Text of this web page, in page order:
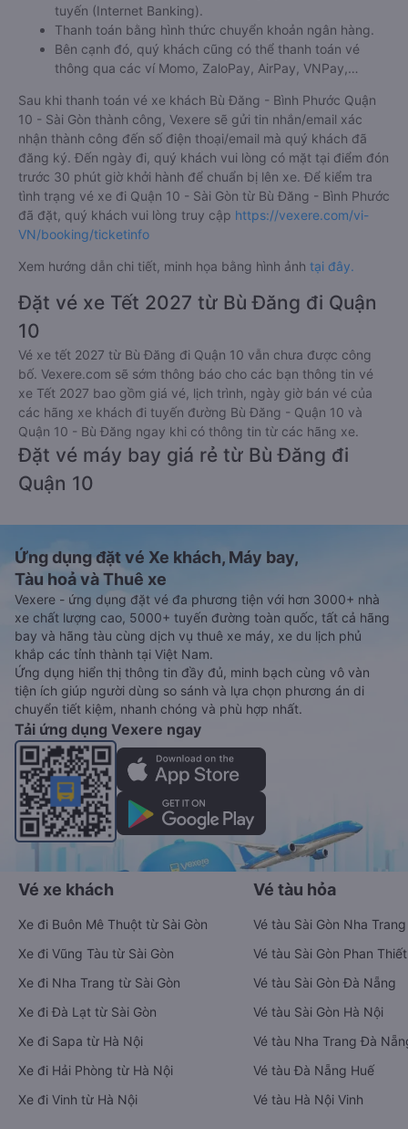
tuyến (Internet Banking).
Thanh toán bằng hình thức chuyển khoản ngân hàng.
Bên cạnh đó, quý khách cũng có thể thanh toán vé
thông qua các ví Momo, ZaloPay, AirPay, VNPay,…
Sau khi thanh toán vé xe khách Bù Đăng - Bình Phước Quận
10 - Sài Gòn thành công, Vexere sẽ gửi tin nhắn/email xác
nhận thành công đến số điện thoại/email mà quý khách đã
đăng ký. Đến ngày đi, quý khách vui lòng có mặt tại điểm đón
trước 30 phút giờ khởi hành để chuẩn bị lên xe. Để kiểm tra
tình trạng vé xe đi Quận 10 - Sài Gòn từ Bù Đăng - Bình Phước
đã đặt, quý khách vui lòng truy cập https://vexere.com/vi-
VN/booking/ticketinfo
Xem hướng dẫn chi tiết, minh họa bằng hình ảnh tại đây.
Đặt vé xe Tết 2027 từ Bù Đăng đi Quận
10
Vé xe tết 2027 từ Bù Đăng đi Quận 10 vẫn chưa được công
bố. Vexere.com sẽ sớm thông báo cho các bạn thông tin vé
xe Tết 2027 bao gồm giá vé, lịch trình, ngày giờ bán vé của
các hãng xe khách đi tuyến đường Bù Đăng - Quận 10 và
Quận 10 - Bù Đăng ngay khi có thông tin từ các hãng xe.
Đặt vé máy bay giá rẻ từ Bù Đăng đi
Quận 10
Ứng dụng đặt vé Xe khách, Máy bay,
Tàu hoả và Thuê xe
Vexere - ứng dụng đặt vé đa phương tiện với hơn 3000+ nhà
xe chất lượng cao, 5000+ tuyến đường toàn quốc, tất cả hãng
bay và hãng tàu cùng dịch vụ thuê xe máy, xe du lịch phủ
khắp các tỉnh thành tại Việt Nam.
Ứng dụng hiển thị thông tin đầy đủ, minh bạch cùng vô vàn
tiện ích giúp người dùng so sánh và lựa chọn phương án di
chuyển tiết kiệm, nhanh chóng và phù hợp nhất.
Tải ứng dụng Vexere ngay
Vé xe khách
Xe đi Buôn Mê Thuột từ Sài Gòn
Xe đi Vũng Tàu từ Sài Gòn
Xe đi Nha Trang từ Sài Gòn
Xe đi Đà Lạt từ Sài Gòn
Xe đi Sapa từ Hà Nội
Xe đi Hải Phòng từ Hà Nội
Xe đi Vinh từ Hà Nội
Vé tàu hỏa
Vé tàu Sài Gòn Nha Trang
Vé tàu Sài Gòn Phan Thiết
Vé tàu Sài Gòn Đà Nẵng
Vé tàu Sài Gòn Hà Nội
Vé tàu Nha Trang Đà
Vé tàu Đà Nẵng Huế
Vé tàu Hà Nội Vinh